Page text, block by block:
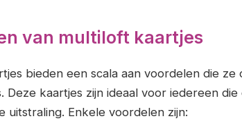
van multiloft kaartjes
bieden een scala aan voordelen die ze
Deze kaartjes zijn ideaal voor iedereen
uitstraling. Enkele voordelen zijn: